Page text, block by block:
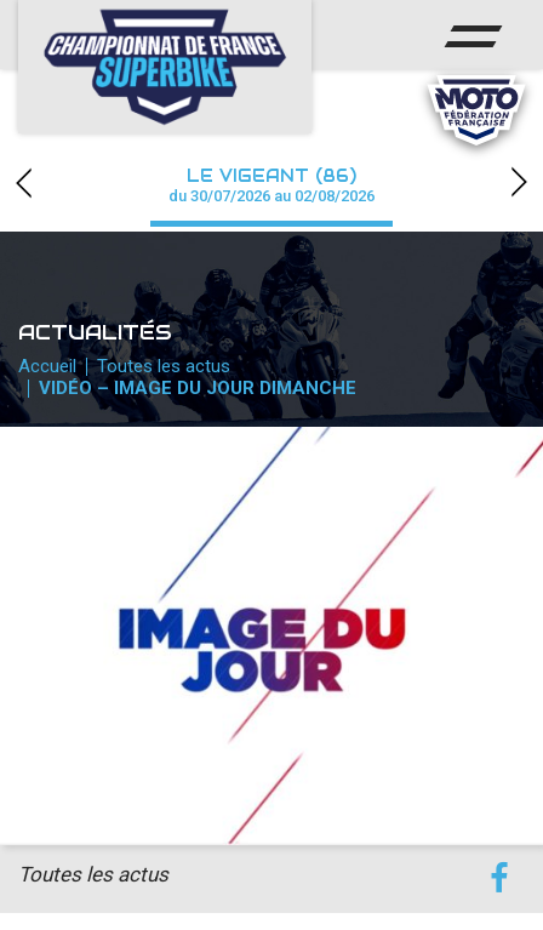
ACCUEIL
CHAMPIONNAT
CALENDRIER
PHOTOS / WEB TV
PARTENAIRES
PRESSE
accéder à la billetterie
LE VIGEANT (86)
du 30/07/2026 au 02/08/2026
ACTUALITÉS
Accueil
Toutes les actus
VIDÉO – IMAGE DU JOUR DIMANCHE
Toutes les actus